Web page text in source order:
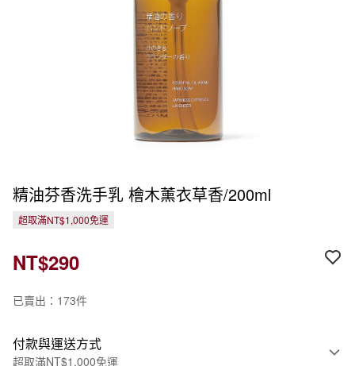
精油芬香洗手乳 檜木薰衣草香/200ml
超取滿NT$1,000免運
NT$290
已賣出：173件
付款與運送方式
超取滿NT$1,000免運